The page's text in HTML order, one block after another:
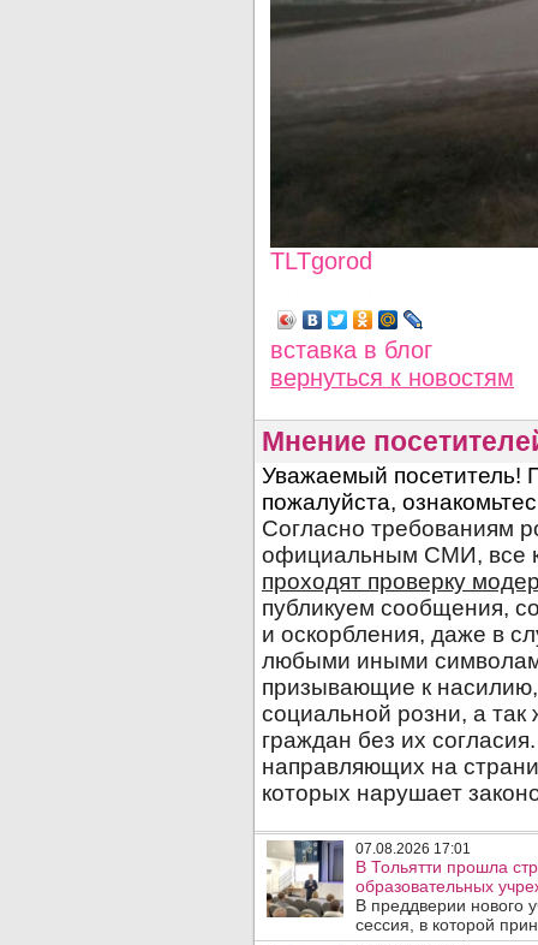
TLTgorod
вставка в блог
вернуться к новостям
Мнение
07.08.2026 17:01
В Тольятти прошла
образовательных
В преддверии нового
сессия, в которой